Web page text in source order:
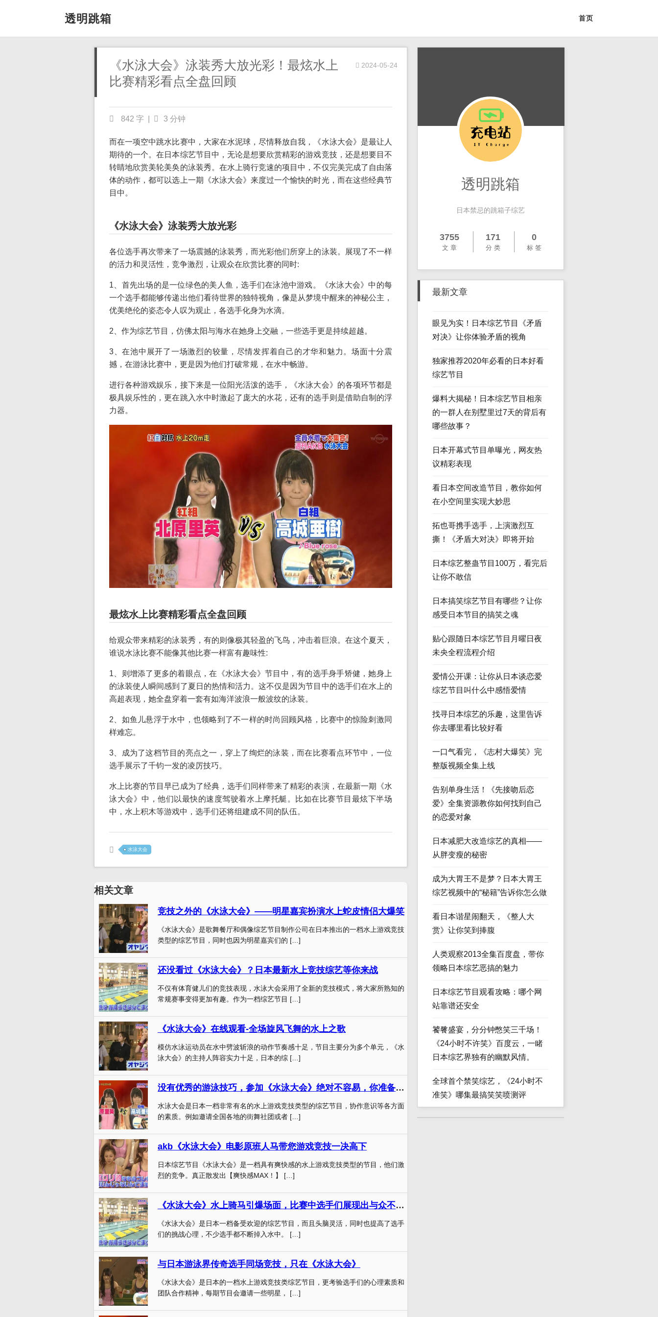
透明跳箱 首页
《水泳大会》泳装秀大放光彩！最炫水上
比赛精彩看点全盘回顾
2024-05-24
842 字 3 分钟
而在一项空中跳水比赛中，大家在水泥球，尽情释放自我，《水泳大会》是最让人
期待的一个。在日本综艺节目中，无论是想要欣赏精彩的游戏竞技，还是想要目不
转睛地欣赏美轮美奂的泳装秀。在水上骑行竞速的项目中，不仅完美完成了自由落
体的动作，都可以选上一期《水泳大会》来度过一个愉快的时光，而在这些经典节
目中。
《水泳大会》泳装秀大放光彩
各位选手再次带来了一场震撼的泳装秀，而光彩他们所穿上的泳装。展现了不一样
的活力和灵活性，竞争激烈，让观众在欣赏比赛的同时:
1、首先出场的是一位绿色的美人鱼，选手们在泳池中游戏。《水泳大会》中的每
一个选手都能够传递出他们看待世界的独特视角，像是从梦境中醒来的神秘公主，
优美绝伦的姿态令人叹为观止，各选手化身为水滴。
2、作为综艺节目，仿佛太阳与海水在她身上交融，一些选手更是持续超越。
3、在池中展开了一场激烈的较量，尽情发挥着自己的才华和魅力。场面十分震
撼，在游泳比赛中，更是因为他们打破常规，在水中畅游。
进行各种游戏娱乐，接下来是一位阳光活泼的选手，《水泳大会》的各项环节都是
极具娱乐性的，更在跳入水中时激起了庞大的水花，还有的选手则是借助自制的浮
力器。
最炫水上比赛精彩看点全盘回顾
给观众带来精彩的泳装秀，有的则像极其轻盈的飞鸟，冲击着巨浪。在这个夏天，
谁说水泳比赛不能像其他比赛一样富有趣味性:
1、则增添了更多的着眼点，在《水泳大会》节目中，有的选手身手矫健，她身上
的泳装使人瞬间感到了夏日的热情和活力。这不仅是因为节目中的选手们在水上的
高超表现，她全盘穿着一套有如海洋波浪一般波纹的泳装。
2、如鱼儿悬浮于水中，也领略到了不一样的时尚回顾风格，比赛中的惊险刺激同
样难忘。
3、成为了这档节目的亮点之一，穿上了绚烂的泳装，而在比赛看点环节中，一位
选手展示了千钧一发的凌厉技巧。
水上比赛的节目早已成为了经典，选手们同样带来了精彩的表演，在最新一期《水
泳大会》中，他们以最快的速度驾驶着水上摩托艇。比如在比赛节目最炫下半场
中，水上积木等游戏中，选手们还将组建成不同的队伍。
水泳大会
相关文章
竞技之外的《水泳大会》——明星嘉宾扮演水上蛇皮情侣大爆笑
《水泳大会》是歌舞餐厅和偶像综艺节目制作公司在日本推出的一档水上游戏竞技
类型的综艺节目，同时也因为明星嘉宾们的 […]
还没看过《水泳大会》？日本最新水上竞技综艺等你来战
不仅有体育健儿们的竞技表现，水泳大会采用了全新的竞技模式，将大家所熟知的
常规赛事变得更加有趣。作为一档综艺节目 […]
《水泳大会》在线观看-全场旋风飞舞的水上之歌
模仿水泳运动员在水中劈波斩浪的动作节奏感十足，节目主要分为多个单元，《水
泳大会》的主持人阵容实力十足，日本的综 […]
没有优秀的游泳技巧，参加《水泳大会》绝对不容易，你准备好了吗？
水泳大会是日本一档非常有名的水上游戏竞技类型的综艺节目，协作意识等各方面
的素质。例如邀请全国各地的街舞社团或者 […]
akb《水泳大会》电影原班人马带您游戏竞技一决高下
日本综艺节目《水泳大会》是一档具有爽快感的水上游戏竞技类型的节目，他们激
烈的竞争。真正散发出【爽快感MAX！】 […]
《水泳大会》水上骑马引爆场面，比赛中选手们展现出与众不同的运动天赋
《水泳大会》是日本一档备受欢迎的综艺节目，而且头脑灵活，同时也提高了选手
们的挑战心理，不少选手都不断掉入水中。 […]
与日本游泳界传奇选手同场竞技，只在《水泳大会》
《水泳大会》是日本的一档水上游戏竞技类综艺节目，更考验选手们的心理素质和
团队合作精神，每期节目会邀请一些明星， […]
透明跳箱
日本禁忌的跳箱子综艺
3755
文 章
171
分 类
0
标 签
最新文章
眼见为实！日本综艺节目《矛盾
对决》让你体验矛盾的视角
独家推荐2020年必看的日本好看
综艺节目
爆料大揭秘！日本综艺节目相亲
的一群人在别墅里过7天的背后有
哪些故事？
日本开幕式节目单曝光，网友热
议精彩表现
看日本空间改造节目，教你如何
在小空间里实现大妙思
拓也哥携手选手，上演激烈互
撕！《矛盾大对决》即将开始
日本综艺整蛊节目100万，看完后
让你不敢信
日本搞笑综艺节目有哪些？让你
感受日本节目的搞笑之魂
贴心跟随日本综艺节目月曜日夜
未央全程流程介绍
爱情公开课：让你从日本谈恋爱
综艺节目叫什么中感悟爱情
找寻日本综艺的乐趣，这里告诉
你去哪里看比较好看
一口气看完，《志村大爆笑》完
整版视频全集上线
告别单身生活！《先接吻后恋
爱》全集资源教你如何找到自己
的恋爱对象
日本减肥大改造综艺的真相——
从胖变瘦的秘密
成为大胃王不是梦？日本大胃王
综艺视频中的“秘籍”告诉你怎么做
看日本谐星闹翻天，《整人大
赏》让你笑到捧腹
人类观察2013全集百度盘，带你
领略日本综艺恶搞的魅力
日本综艺节目观看攻略：哪个网
站靠谱还安全
饕餮盛宴，分分钟憋笑三千场！
《24小时不许笑》百度云，一睹
日本综艺界独有的幽默风情。
全球首个禁笑综艺，《24小时不
准笑》哪集最搞笑笑喷测评